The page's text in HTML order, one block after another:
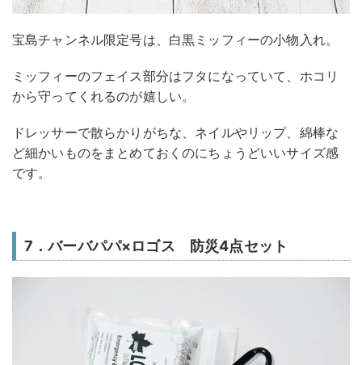
宝島チャンネル限定号は、白黒ミッフィーの小物入れ。
ミッフィーのフェイス部分はフタになっていて、ホコリ
から守ってくれるのが嬉しい。
ドレッサーで散らかりがちな、ネイルやリップ、綿棒な
ど細かいものをまとめておくのにちょうどいいサイズ感
です。
7．バーバパパ×ロゴス 防災4点セット